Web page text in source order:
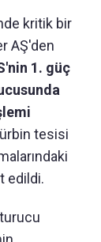
kritik bir
AŞ'den
1. güç
tesisi
edildi.